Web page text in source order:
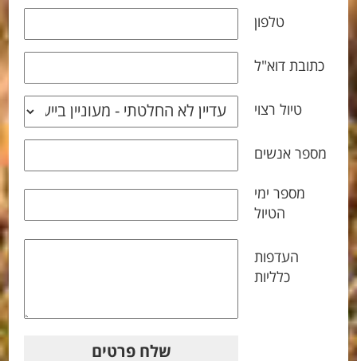
טלפון
כתובת דוא"ל
טיול רצוי
מספר אנשים
מספר ימי
הטיול
העדפות
כלליות